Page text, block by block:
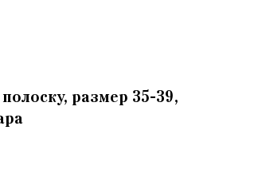
размер 35-39,